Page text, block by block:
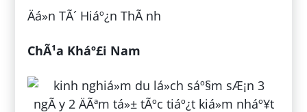
Äá»n TÃ´ Hiáº¿n ThÃ nh
ChÃ¹a Kháº£i Nam